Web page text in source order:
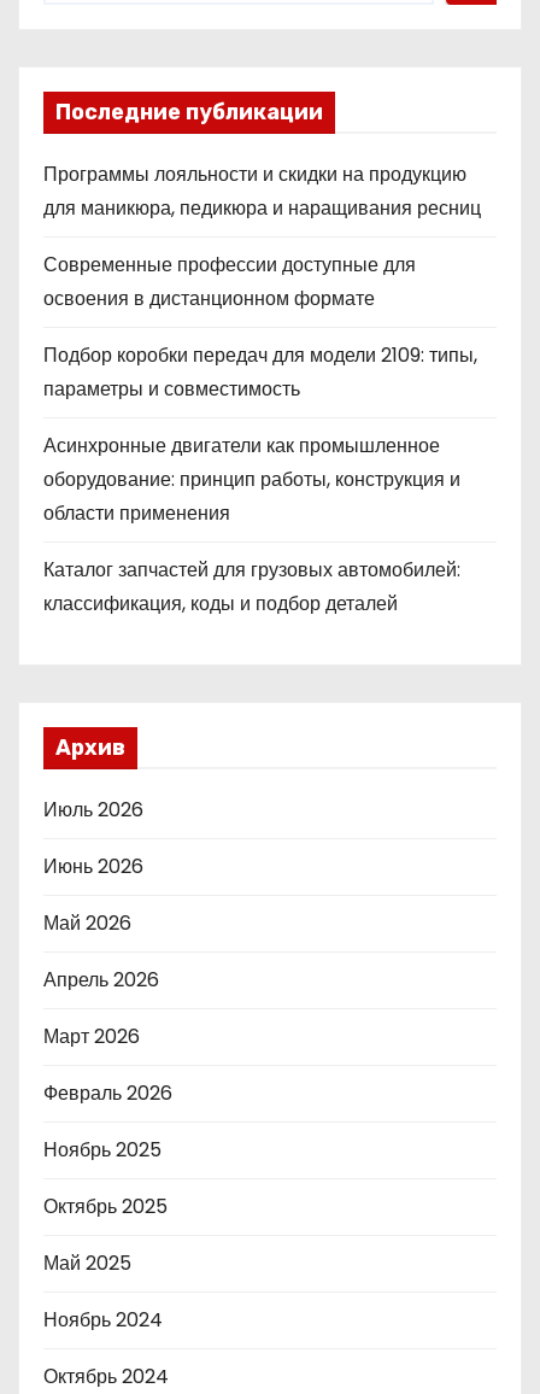
Последние публикации
Программы лояльности и скидки на продукцию
для маникюра, педикюра и наращивания ресниц
Современные профессии доступные для
освоения в дистанционном формате
Подбор коробки передач для модели 2109: типы,
параметры и совместимость
Асинхронные двигатели как промышленное
оборудование: принцип работы, конструкция и
области применения
Каталог запчастей для грузовых автомобилей:
классификация, коды и подбор деталей
Архив
Июль 2026
Июнь 2026
Май 2026
Апрель 2026
Март 2026
Февраль 2026
Ноябрь 2025
Октябрь 2025
Май 2025
Ноябрь 2024
Октябрь 2024